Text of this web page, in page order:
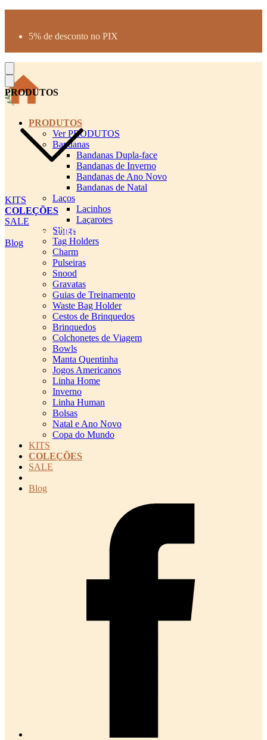
5% de desconto no PIX
PRODUTOS
KITS
COLEÇÕES
SALE
cadastro pet QRCODE
Blog
PRODUTOS
Ver PRODUTOS
Bandanas
Bandanas Dupla-face
Bandanas de Inverno
Bandanas de Ano Novo
Bandanas de Natal
Laços
Lacinhos
Laçarotes
Slings
Tag Holders
Charm
Pulseiras
Snood
Gravatas
Guias de Treinamento
Waste Bag Holder
Cestos de Brinquedos
Brinquedos
Colchonetes de Viagem
Bowls
Manta Quentinha
Jogos Americanos
Linha Home
Inverno
Linha Human
Bolsas
Natal e Ano Novo
Copa do Mundo
KITS
COLEÇÕES
SALE
Blog